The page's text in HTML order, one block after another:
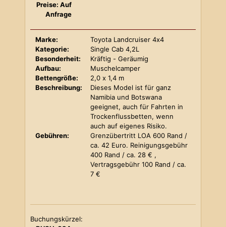
Preise: Auf
Anfrage
Marke:
Toyota Landcruiser 4x4
Kategorie:
Single Cab 4,2L
Besonderheit:
Kräftig - Geräumig
Aufbau:
Muschelcamper
Bettengröße:
2,0 x 1,4 m
Beschreibung:
Dieses Model ist für ganz
Namibia und Botswana
geeignet, auch für Fahrten in
Trockenflussbetten, wenn
auch auf eigenes Risiko.
Gebühren:
Grenzübertritt LOA 600 Rand /
ca. 42 Euro. Reinigungsgebühr
400 Rand / ca. 28 € ,
Vertragsgebühr 100 Rand / ca.
7 €
Buchungskürzel: